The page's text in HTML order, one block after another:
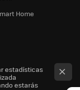
Home
estadísticas
estarás